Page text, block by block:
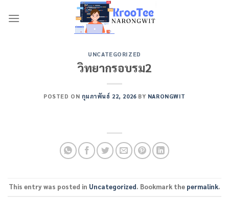
UNCATEGORIZED
วิทยากรอบรม2
POSTED ON กุมภาพันธ์ 22, 2026BY NARONGWIT
This entry was posted in Uncategorized. Bookmark the permalink.